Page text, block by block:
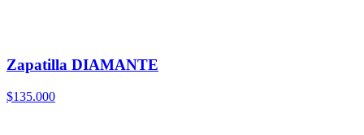
Zapatilla DIAMANTE
$135.000